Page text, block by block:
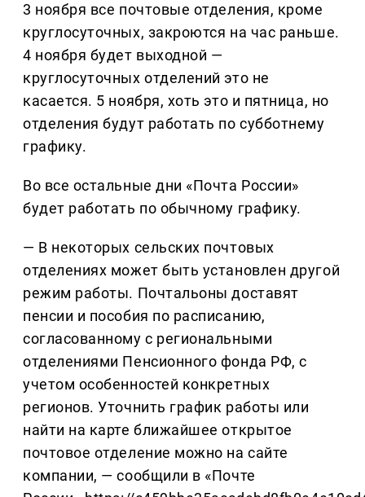
3 ноября все почтовые отделения, кроме
круглосуточных, закроются на час раньше.
4 ноября будет выходной —
круглосуточных отделений это не
касается. 5 ноября, хоть это и пятница, но
отделения будут работать по субботнему
графику.
Во все остальные дни «Почта России»
будет работать по обычному графику.
— В некоторых сельских почтовых
отделениях может быть установлен другой
режим работы. Почтальоны доставят
пенсии и пособия по расписанию,
согласованному с региональными
отделениями Пенсионного фонда РФ, с
учетом особенностей конкретных
регионов. Уточнить график работы или
найти на карте ближайшее открытое
почтовое отделение можно на сайте
компании, — сообщили в «Почте